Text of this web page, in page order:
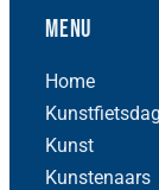
Menu
Home
Kunst
Kunstenaars